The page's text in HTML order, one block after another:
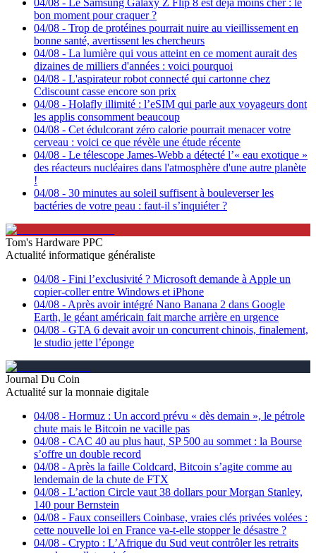
04/08 -
Le Samsung Galaxy Z Flip 8 est déjà moins cher : le
bon moment pour craquer ?
04/08 - Trop de protéines pourrait nuire au vieillissement en
bonne santé, avertissent les chercheurs
04/08 - La lumière qui vous atteint en ce moment aurait des
dizaines de milliers d'années : voici pourquoi
04/08 - L'aspirateur robot connecté qui cartonne chez
Cdiscount casse encore son prix
04/08 - Holafly illimité : l’eSIM qui parle aux voyageurs dont
les applis consomment beaucoup
04/08 - Cet édulcorant zéro calorie pourrait menacer votre
cerveau : voici ce que révèle une étude récente
04/08 - Le télescope James-Webb a détecté l’« eau exotique »
des réacteurs nucléaires dans l'atmosphère d'une autre planète
!
04/08 - 30 minutes au soleil suffisent à bouleverser les
bactéries de votre peau : faut-il s’inquiéter ?
Tom's Hardware PPC
Actualité informatique généraliste
04/08 - Fini l’exclusivité ? Microsoft demande à Apple un
copier-coller entre Windows et iPhone
04/08 - Après avoir intégré Nano Banana 2 dans Google
Earth, le géant américain fait marche arrière en urgence
04/08 - GTA 6 devait avoir un concurrent chinois, finalement,
le studio jette l’éponge
Journal Du Coin
Actualité sur la monnaie digitale
04/08 - Hormuz : Un accord prévu « dès demain », le pétrole
chute mais le Bitcoin ne vacille pas
04/08 - CAC 40 au plus haut, SP 500 au sommet : la Bourse
s’offre un double record
04/08 - Après la faille Coldcard, Bitcoin s’agite comme au
lendemain de la chute de FTX
04/08 - L’action Circle vaut 38 dollars pour Morgan Stanley,
140 pour Bernstein
04/08 - Faux conseillers Coinbase, vraies clés privées volées :
cette nouvelle loi en France va-t-elle stopper le désastre ?
04/08 - Crypto : L’Afrique du Sud veut contrôler les retraits